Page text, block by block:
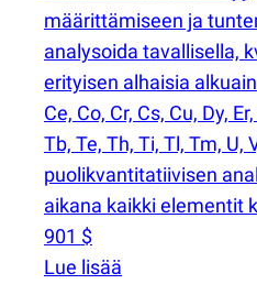
määrittämiseen ja
analysoida tavallisella,
erityisen alhaisia
Ce, Co, Cr, Cs, Cu, Dy,
Tb, Te, Th, Ti, Tl, Tm,
puolikvantitatiivisen
aikana kaikki elementit
901 $
Lue lisää